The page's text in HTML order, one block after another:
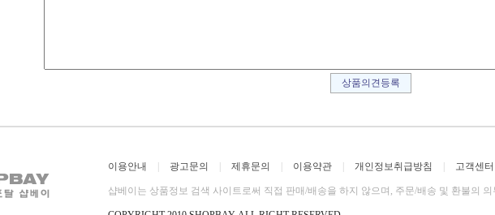
이용안내 광고문의 제휴문의 이용약관 개인정보취급방침 고객센터
샵베이는 상품정보 검색 사이트로써 직접 판매/배송을 하지 않으며, 주문/배송 및 환불의